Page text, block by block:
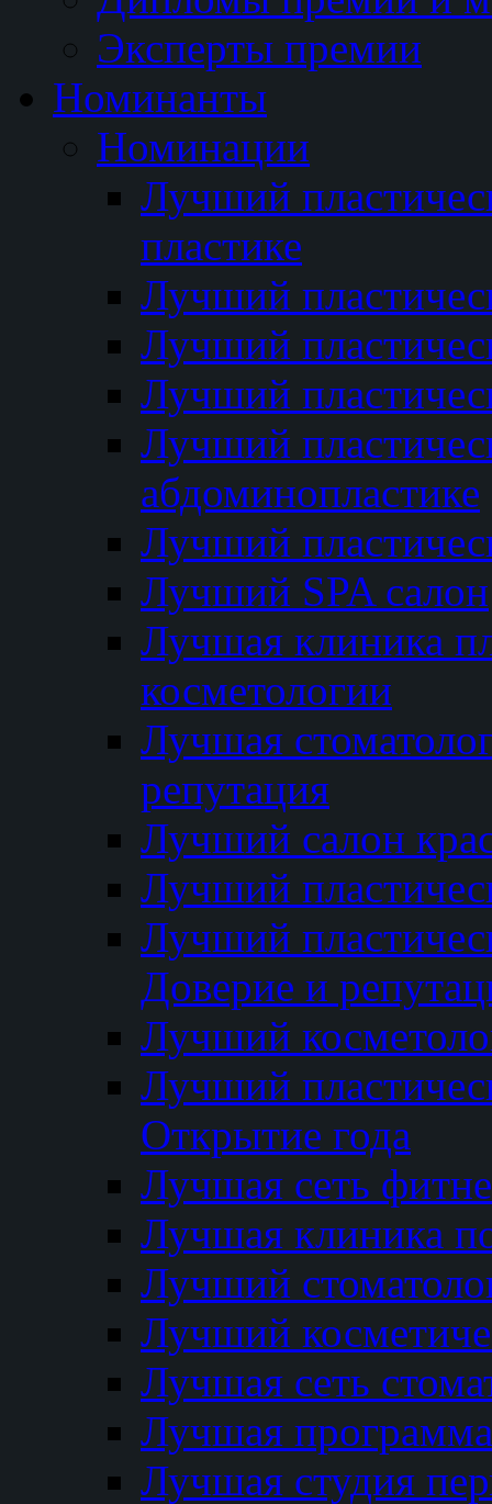
Эксперты премии
Номинанты
Номинации
Лучший
пластике
Лучший
Лучший
Лучший
Лучший
абдоминопластике
Лучший
Лучший SPA салон
Лучшая клиника
косметологии
Лучшая
репутация
Лучший салон
Лучший
Лучший
Доверие и
Лучший
Лучший
Открытие года
Лучшая сеть
Лучшая клиника
Лучший
Лучший
Лучшая сеть
Лучшая программа
Лучшая студия